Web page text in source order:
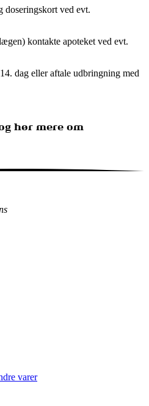
doseringskort ved evt.
kontakte apoteket ved evt.
dag eller aftale udbringning med
hør mere om
varer